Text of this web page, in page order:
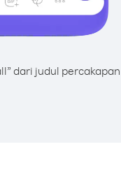
dari judul percakapan